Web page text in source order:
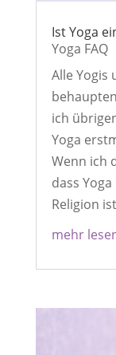
Ist Yoga
Yoga FAQ
Alle Yogis
ich
Yoga
Wenn ich
dass
Religion
mehr